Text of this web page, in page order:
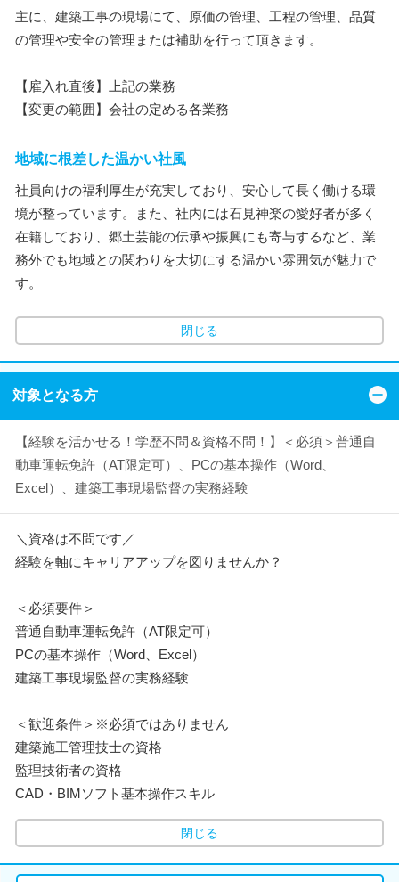
主に、建築工事の現場にて、原価の管理、工程の管理、品質
の管理や安全の管理または補助を行って頂きます。
【雇入れ直後】上記の業務
【変更の範囲】会社の定める各業務
地域に根差した温かい社風
社員向けの福利厚生が充実しており、安心して長く働ける環
境が整っています。また、社内には石見神楽の愛好者が多く
在籍しており、郷土芸能の伝承や振興にも寄与するなど、業
務外でも地域との関わりを大切にする温かい雰囲気が魅力で
す。
閉じる
対象となる方
【経験を活かせる！学歴不問＆資格不問！】＜必須＞普通自
動車運転免許（AT限定可）、PCの基本操作（Word、
Excel）、建築工事現場監督の実務経験
＼資格は不問です／
経験を軸にキャリアアップを図りませんか？
＜必須要件＞
普通自動車運転免許（AT限定可）
PCの基本操作（Word、Excel）
建築工事現場監督の実務経験
＜歓迎条件＞※必須ではありません
建築施工管理技士の資格
監理技術者の資格
CAD・BIMソフト基本操作スキル
閉じる